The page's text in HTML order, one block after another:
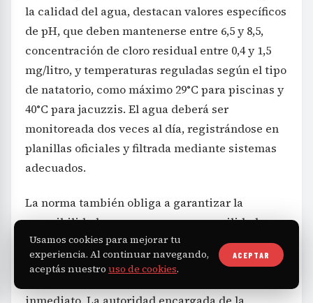
la calidad del agua, destacan valores específicos
de pH, que deben mantenerse entre 6,5 y 8,5,
concentración de cloro residual entre 0,4 y 1,5
mg/litro, y temperaturas reguladas según el tipo
de natatorio, como máximo 29°C para piscinas y
40°C para jacuzzis. El agua deberá ser
monitoreada dos veces al día, registrándose en
planillas oficiales y filtrada mediante sistemas
adecuados.
La norma también obliga a garantizar la
accesibilidad para personas con movilidad
reducida, otorgando un plazo máximo de cinco
años para adecuar instalaciones, excepto en
inmediato. La autoridad encargada de la
Usamos cookies para mejorar tu
experiencia. Al continuar navegando,
aceptás nuestro uso de cookies.
ACEPTAR